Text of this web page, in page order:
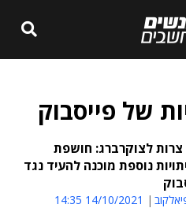
של פייסבוק
צרות לצוקרברג: חושפת
נוספת מוכנה להעיד נגד
14/10/2021 14:35